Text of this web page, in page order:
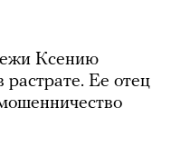
Ксению
растрате. Ее отец